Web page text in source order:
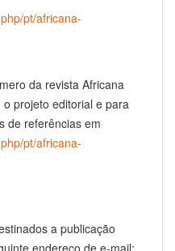
pt/africana-
da revista Africana
projeto editorial e para
de referências em
pt/africana-
a publicação
endereço de e-mail: